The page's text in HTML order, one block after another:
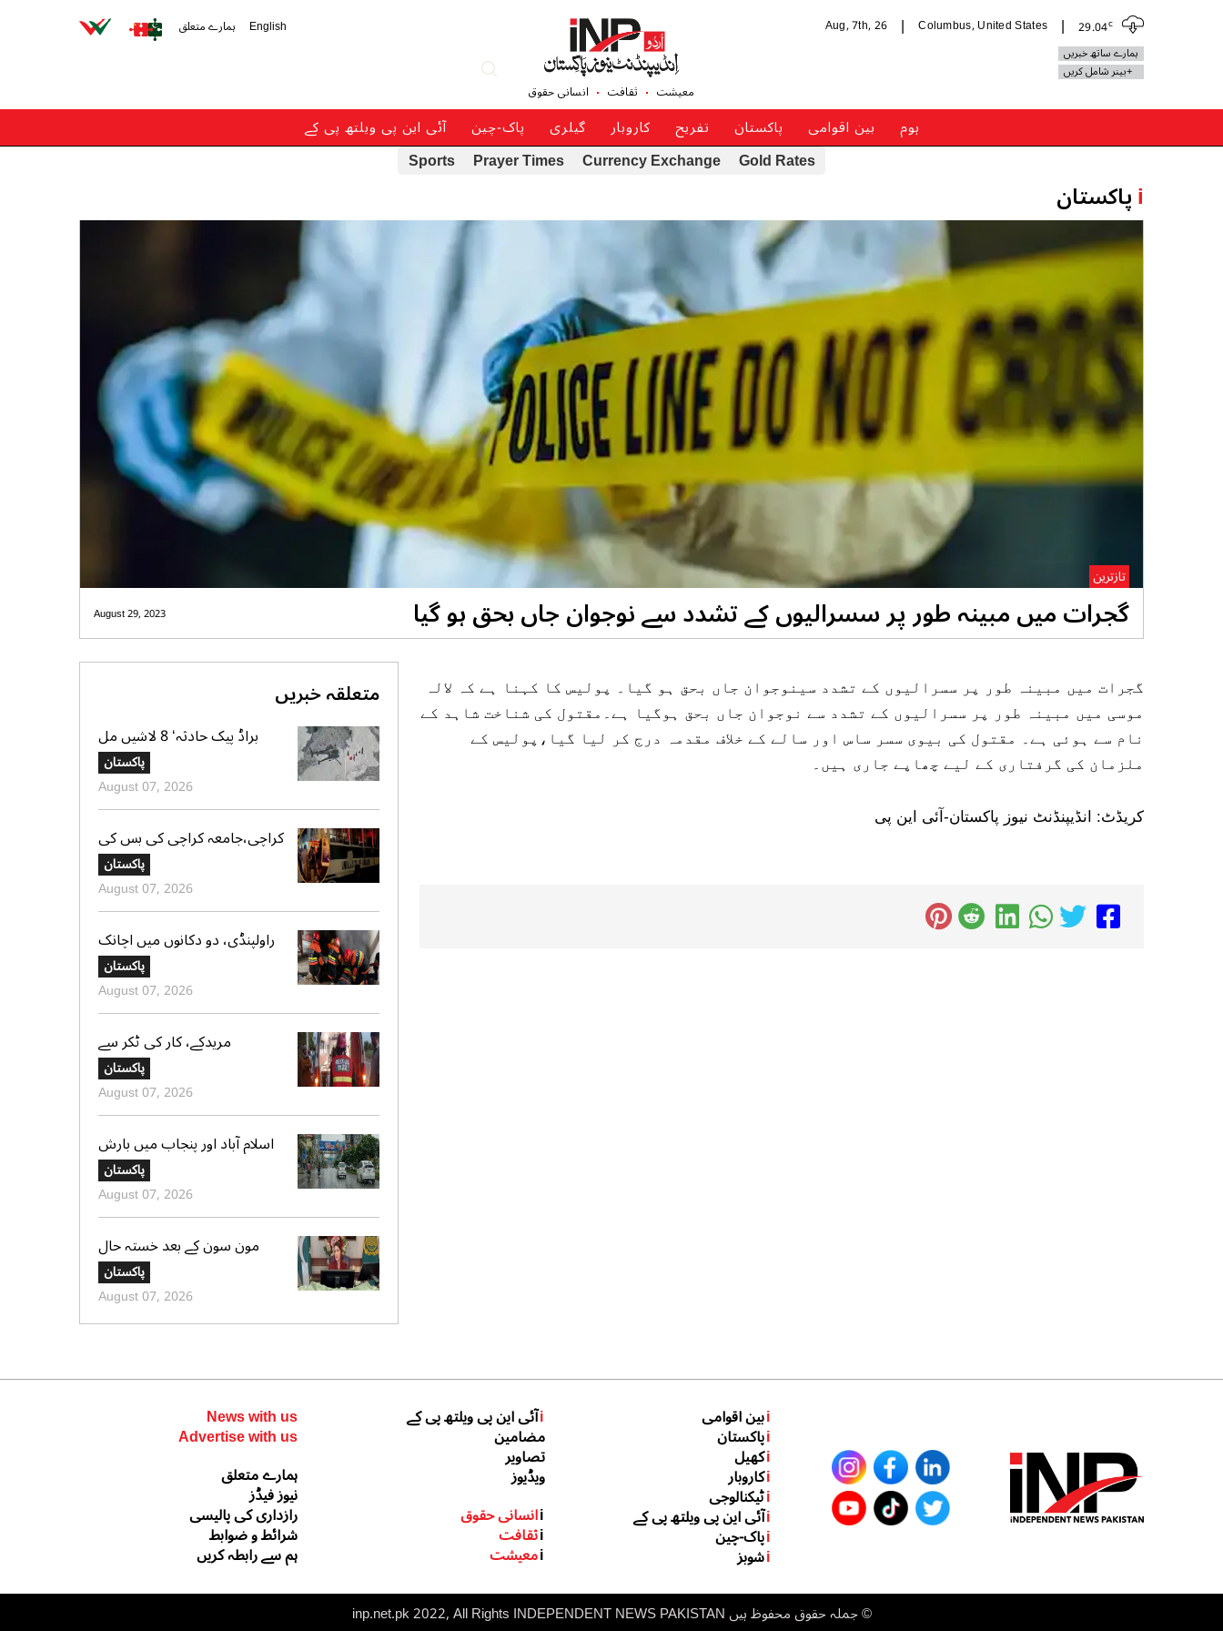
29.04c
Columbus, United States
Aug, 7th, 26
ہمارے ساتھ خبریں
+بینر شامل کریں
معیشت ثقافت انسانی حقوق
English ہمارے متعلق
ہوم بین اقوامی پاکستان تفریح کاروبار گیلری پاک-چین آئی این پی ویلتھ پی کے
Gold Rates
Currency Exchange
Prayer Times
Sports
iپاکستان
گجرات میں مبینہ طور پر سسرالیوں کے تشدد سے نوجوان جاں بحق ہو گیا
تازترین
August 29, 2023
گجرات میں مبینہ طور پر سسرالیوں کے تشدد سینوجوان جاں بحق ہو گیا۔ پولیس کا کہنا ہے کہ لالہ
موسی میں مبینہ طور پر سسرالیوں کے تشدد سے نوجوان جاں بحق ہوگیا ہے۔مقتول کی شناخت شاہد کے
نام سے ہوئی ہے۔ مقتول کی بیوی سسر ساس اور سالے کے خلاف مقدمہ درج کر لیا گیا،پولیس کے
ملزمان کی گرفتاری کے لیے چھاپے جاری ہیں۔
کریڈٹ: انڈیپنڈنٹ نیوز پاکستان-آئی این پی
متعلقہ خبریں
براڈ پیک حادثہ‘ 8 لاشیں مل
گئیں، ایک تک رسائی مشکل، 2
کی تلاش جاری‘ صدر الپائن کلب
پاکستان
August 07, 2026
کراچی،جامعہ کراچی کی بس کی
ٹکر سے موٹر سائیکل سوار لڑکی
جاں بحق،ڈرائیور گرفتار
پاکستان
August 07, 2026
راولپنڈی، دو دکانوں میں اچانک
آگ بھڑک اٹھی، ریسکیو کی
بروقت کارروائی، بڑا نقصان ٹل
گیا
پاکستان
August 07, 2026
مریدکے، کار کی ٹکر سے
موٹرسائیکل سوار 2 دوست جاں
بحق، بچہ شدید زخمی
پاکستان
August 07, 2026
اسلام آباد اور پنجاب میں بارش
کی پیشگوئی، کراچی میں بوندا
باندی کا امکان
پاکستان
August 07, 2026
مون سون کے بعد خستہ حال
عمارتوں کا سروے کرایا جائے،
وزیراعلی پنجاب کی ہدایت
پاکستان
August 07, 2026
iبین اقوامی
iپاکستان
iکھیل
iکاروبار
iٹیکنالوجی
iآئی این پی ویلتھ پی کے
iپاک-چین
iشوبز
iآئی این پی ویلتھ پی کے
مضامین
تصاویر
ویڈیوز
iانسانی حقوق
iثقافت
iمعیشت
News with us
Advertise with us
ہمارے متعلق
نیوز فیڈز
رازداری کی پالیسی
شرائط و ضوابط
ہم سے رابطہ کریں
©جملہ حقوق محفوظ ہیں inp.net.pk 2022, All Rights INDEPENDENT NEWS PAKISTAN